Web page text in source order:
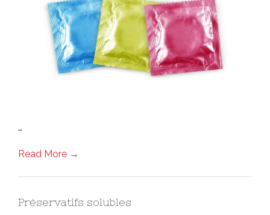
…
Read More →
Préservatifs solubles